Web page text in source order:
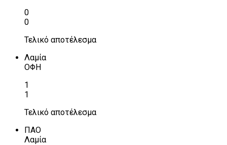
0
0
Τελικό αποτέλεσμα
Λαμία
ΟΦΗ
1
1
Τελικό αποτέλεσμα
ΠΑΟ
Λαμία